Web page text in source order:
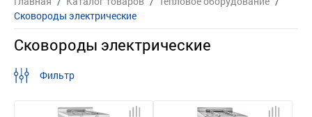
Сковороды электрические
Сковороды электрические
Фильтр